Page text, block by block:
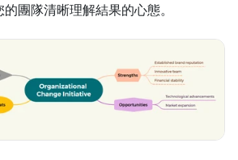
團隊清晰理解結果的心態。